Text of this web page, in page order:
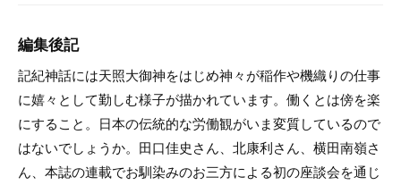
編集後記
記紀神話には天照大御神をはじめ神々が稲作や機織りの仕事
に嬉々として勤しむ様子が描かれています。働くとは傍を楽
にすること。日本の伝統的な労働観がいま変質しているので
はないでしょうか。田口佳史さん、北康利さん、横田南嶺さ
ん、本誌の連載でお馴染みのお三方による初の座談会を通じ